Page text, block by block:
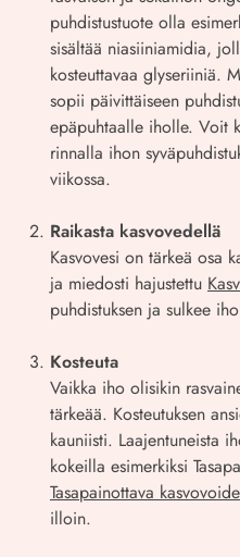
puhdistustuote olla
sisältää niasiiniamidia,
kosteuttavaa glyseriiniä.
sopii päivittäiseen
epäpuhtaalle iholle. Voit
rinnalla ihon
viikossa.
Raikasta kasvovedellä
Kasvovesi on tärkeä osa
ja miedosti hajustettu
puhdistuksen ja sulkee
Kosteuta
Vaikka iho olisikin
tärkeää. Kosteutuksen
kauniisti. Laajentuneista
kokeilla esimerkiksi
Tasapainottava kasvovoide
illoin.